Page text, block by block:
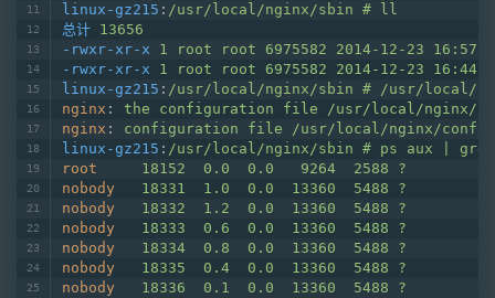
linux-gz215 : /usr/local/nginx/sbin # ll
总计 13656
-rwxr-xr-x
1 root root 6975582 2014-12-23 16:57
-rwxr-xr-x
1 root root 6975582 2014-12-23 16:44
linux-gz215 : /usr/local/nginx/sbin # /usr/local/
nginx : the configuration file /usr/local/nginx/
nginx : configuration file /usr/local/nginx/conf/
linux-gz215 : /usr/local/nginx/sbin # ps aux |
root
18152  0.0  0.0   9264  2588 ?        S
nobody
18331  1.0  0.0  13360  5488 ?        S
nobody
18332  1.2  0.0  13360  5488 ?        S
nobody
18333  0.6  0.0  13360  5488 ?        S
nobody
18334  0.8  0.0  13360  5488 ?        S
nobody
18335  0.4  0.0  13360  5488 ?        S
nobody
18336  0.1  0.0  13360  5488 ?        S